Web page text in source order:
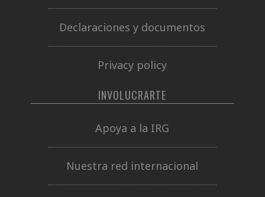
Declaraciones y documentos
Privacy policy
INVOLUCRARTE
Apoya a la IRG
Nuestra red internacional